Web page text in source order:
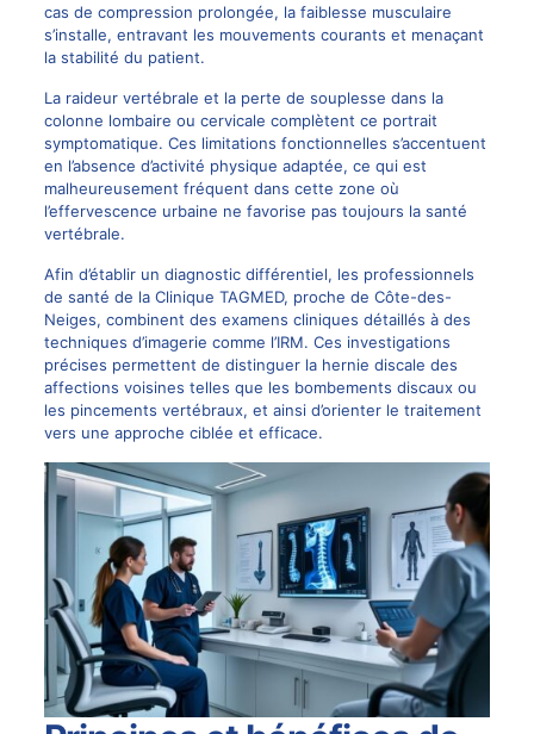
cas de compression prolongée, la faiblesse musculaire
s’installe, entravant les mouvements courants et menaçant
la stabilité du patient.
La raideur vertébrale et la perte de souplesse dans la
colonne lombaire ou cervicale complètent ce portrait
symptomatique. Ces limitations fonctionnelles s’accentuent
en l’absence d’activité physique adaptée, ce qui est
malheureusement fréquent dans cette zone où
l’effervescence urbaine ne favorise pas toujours la santé
vertébrale.
Afin d’établir un diagnostic différentiel, les professionnels
de santé de la Clinique TAGMED, proche de Côte-des-
Neiges, combinent des examens cliniques détaillés à des
techniques d’imagerie comme l’IRM. Ces investigations
précises permettent de distinguer la hernie discale des
affections voisines telles que les bombements discaux ou
les pincements vertébraux, et ainsi d’orienter le traitement
vers une approche ciblée et efficace.